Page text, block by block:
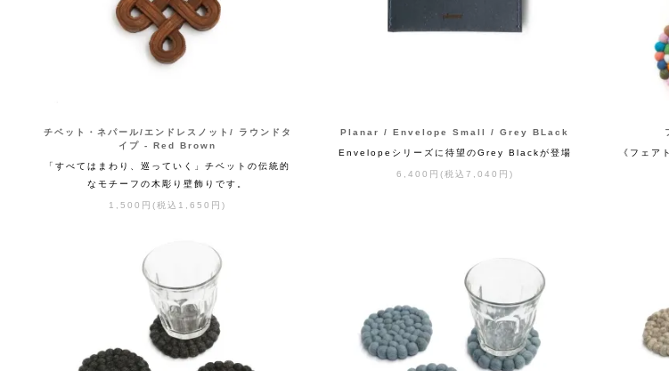
チベット・ネパール/エンドレスノット/ ラウンドタ
イプ - Red Brown
「すべてはまわり、巡っていく」チベットの伝統的
なモチーフの木彫り壁飾りです。
1,500円(税込1,650円)
Planar / Envelope Small / Grey BLack
Envelopeシリーズに待望のGrey Blackが登場
6,400円(税込7,040円)
《フェア